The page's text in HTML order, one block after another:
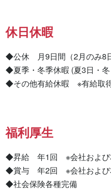
休日休暇
◆公休　月9日間（2月のみ8
◆夏季・冬季休暇 (夏3日・
◆その他有給休暇　※有給取
福利厚生
◆昇給　年1回　※会社およ
◆賞与　年2回　※会社およ
◆社会保険各種完備